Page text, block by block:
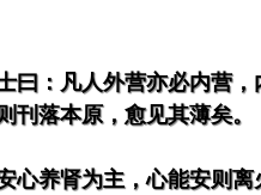
曰：凡人外营亦必内营
刊落本原，愈见其薄矣。
心养肾为主，心能安则